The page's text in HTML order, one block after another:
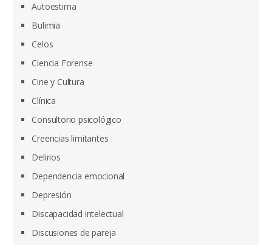
Autoestima
Bulimia
Celos
Ciencia Forense
Cine y Cultura
Clínica
Consultorio psicológico
Creencias limitantes
Delirios
Dependencia emocional
Depresión
Discapacidad intelectual
Discusiones de pareja